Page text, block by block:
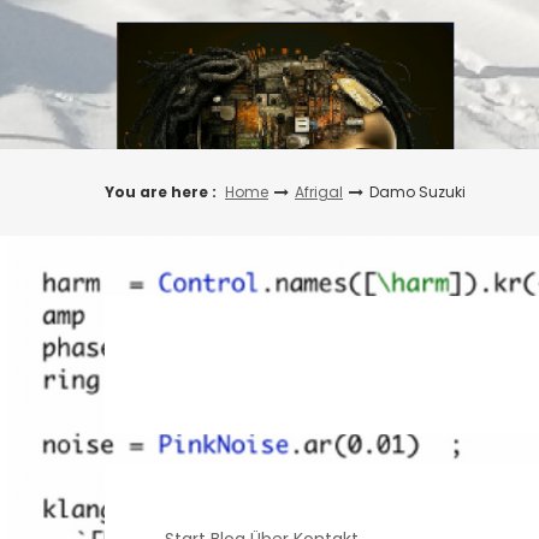
Skip
You are here : Home Afrigal Damo Suzuki